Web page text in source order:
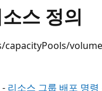
스 정의
- 리소스 그룹 배포 명령